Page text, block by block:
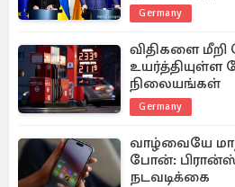
Germany
விதிகளை
நிலையங்கள்
Germany
வாழ்வையே
போன்: பிரான்ஸ்
நடவடிக்கை